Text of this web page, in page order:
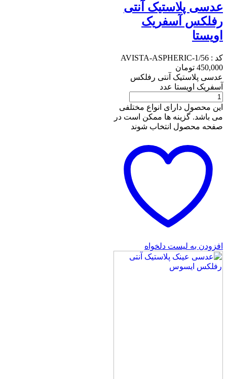
عدسی پلاستیک آنتی
رفلکس آسفریک
اویستا
کد : AVISTA-ASPHERIC-1/56
450,000 تومان
عدسی پلاستیک آنتی رفلکس
آسفریک اویستا عدد
این محصول دارای انواع مختلفی
می باشد. گزینه ها ممکن است در
صفحه محصول انتخاب شوند
افزودن به لیست دلخواه